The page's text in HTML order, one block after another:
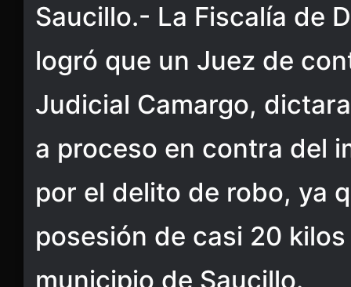
Saucillo.- La Fiscalía de
logró que un Juez de
Judicial Camargo,
a proceso en contra del
por el delito de robo, ya
posesión de casi 20
municipio de Saucillo.